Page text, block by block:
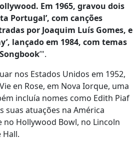
Em 1965, gravou dois
Portugal’, com canções
por Joaquim Luís Gomes, e
lançado em 1984, com temas
’".
nos Estados Unidos em 1952,
en Rose, em Nova Iorque, uma
incluía nomes como Edith Piaf
suas atuações na América
Hollywood Bowl, no Lincoln
Hall.